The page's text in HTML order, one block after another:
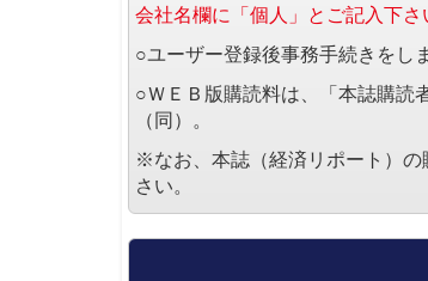
会社名欄に「個人」とご記入下さ
○ユーザー登録後事務手続きをし
○ＷＥＢ版購読料は、「本誌購読
（同）。
※なお、本誌（経済リポート）
さい。